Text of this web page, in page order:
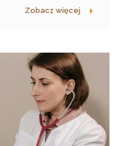
Zobacz więcej